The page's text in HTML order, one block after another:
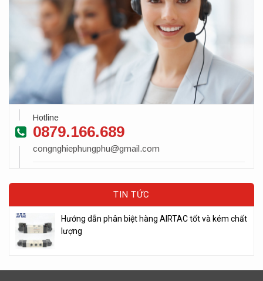
Hotline
0879.166.689
congnghiephungphu@gmail.com
TIN TỨC
Hướng dẫn phân biệt hàng AIRTAC tốt và kém chất
lượng